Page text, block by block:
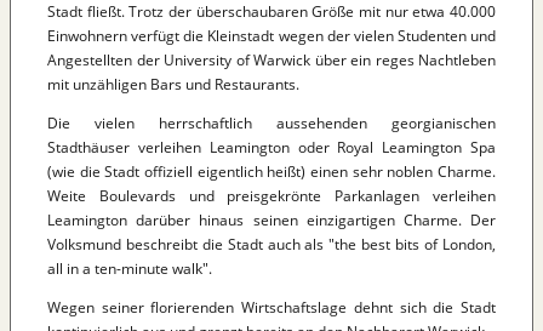
Stadt fließt. Trotz der überschaubaren Größe mit nur etwa 40.000
Einwohnern verfügt die Kleinstadt wegen der vielen Studenten und
Angestellten der University of Warwick über ein reges Nachtleben
mit unzähligen Bars und Restaurants.
Die vielen herrschaftlich aussehenden georgianischen
Stadthäuser verleihen Leamington oder Royal Leamington Spa
(wie die Stadt offiziell eigentlich heißt) einen sehr noblen Charme.
Weite Boulevards und preisgekrönte Parkanlagen verleihen
Leamington darüber hinaus seinen einzigartigen Charme. Der
Volksmund beschreibt die Stadt auch als "the best bits of London,
all in a ten-minute walk".
Wegen seiner florierenden Wirtschaftslage dehnt sich die Stadt